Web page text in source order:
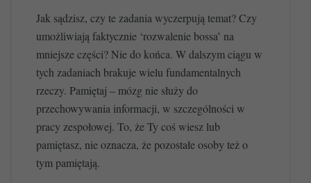
Jak sądzisz, czy te zadania wyczerpują temat? Czy
umożliwiają faktycznie ‘rozwalenie bossa’ na
mniejsze części? Nie do końca. W dalszym ciągu w
tych zadaniach brakuje wielu fundamentalnych
rzeczy. Pamiętaj – mózg nie służy do
przechowywania informacji, w szczególności w
pracy zespołowej. To, że Ty coś wiesz lub
pamiętasz, nie oznacza, że pozostałe osoby też o
tym pamiętają.